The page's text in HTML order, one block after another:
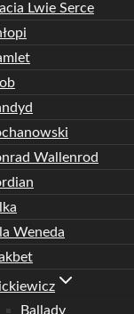
Lwie Serce
Wallenrod
Weneda
Ballady